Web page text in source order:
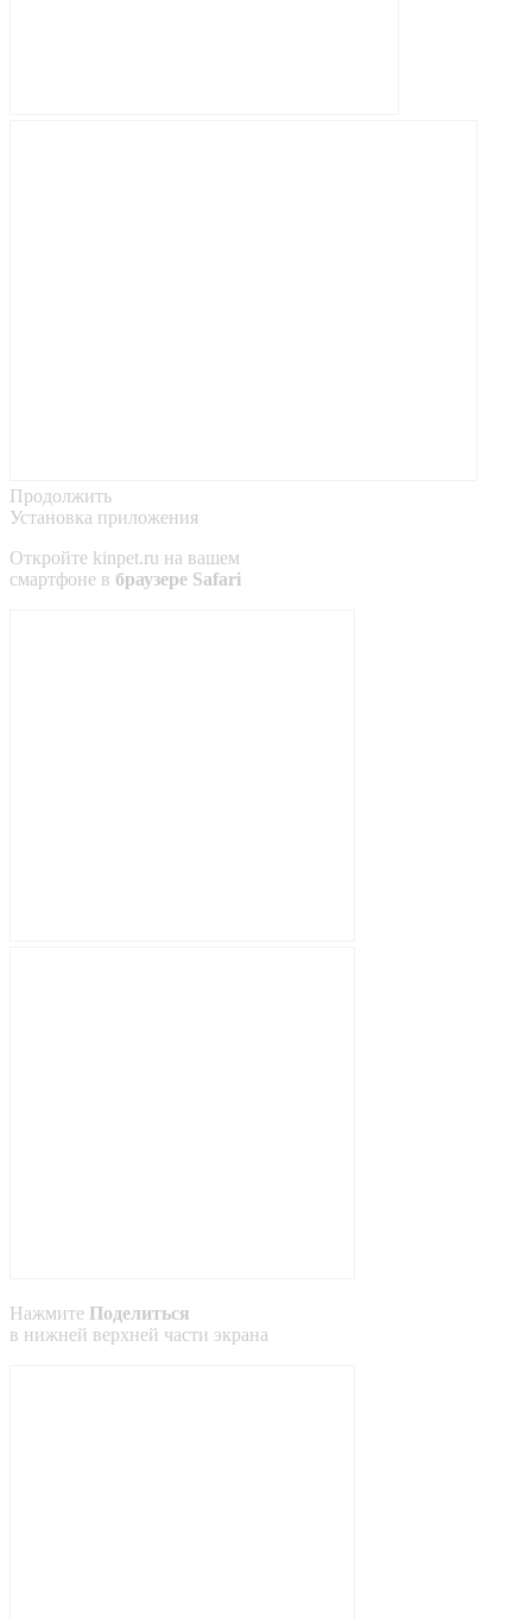
Продолжить
Установка приложения
Откройте kinpet.ru на вашем
смартфоне в браузере Safari
Нажмите Поделиться
в нижней верхней части экрана